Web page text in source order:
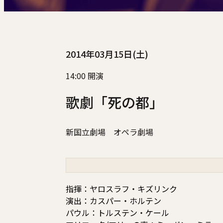
2014年03月15日(土)
14:00 開演
歌劇「死の都」
新国立劇場 オペラ劇場
指揮：ヤロスラフ・キズリンク
演出：カスパー・ホルテン
パウル：トルステン・ケール